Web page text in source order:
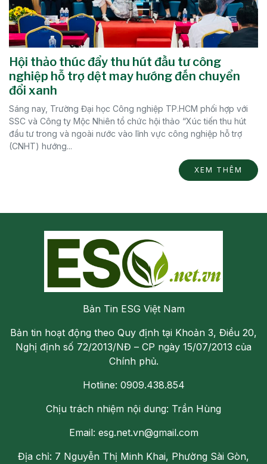
Hội thảo thúc đẩy thu hút đầu tư công
nghiệp hỗ trợ dệt may hướng đến chuyển
đổi xanh
Sáng nay, Trường Đại học Công nghiệp TP.HCM phối hợp với
SSC và Công ty Mộc Nhiên tổ chức hội thảo “Xúc tiến thu hút
đầu tư trong và ngoài nước vào lĩnh vực công nghiệp hỗ trợ
(CNHT) hướng...
XEM THÊM
Bản Tin ESG Việt Nam
Bản tin hoạt động theo Quy định tại Khoản 3, Điều 20,
Nghị định số 72/2013/NĐ – CP ngày 15/07/2013 của
Chính phủ.
Hotline: 0909.438.854
Chịu trách nhiệm nội dung: Trần Hùng
Email: esg.net.vn@gmail.com
Địa chỉ: 7 Nguyễn Thị Minh Khai, Phường Sài Gòn,